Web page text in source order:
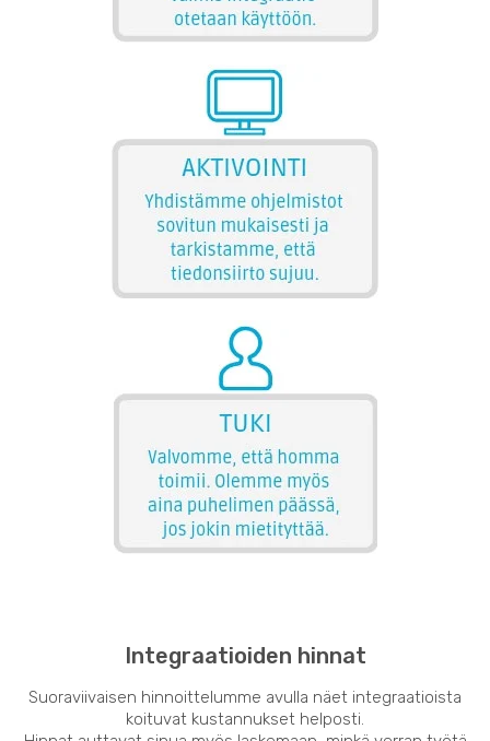
Integraatioiden hinnat
Suoraviivaisen hinnoittelumme avulla näet integraatioista
koituvat kustannukset helposti.